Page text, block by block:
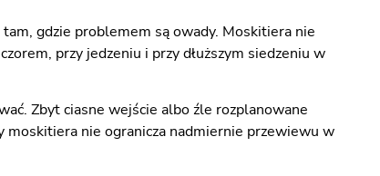
gdzie problemem są owady. Moskitiera nie
przy jedzeniu i przy dłuższym siedzeniu w
Zbyt ciasne wejście albo źle rozplanowane
moskitiera nie ogranicza nadmiernie przewiewu w